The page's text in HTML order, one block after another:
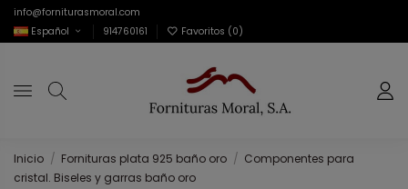
info@forniturasmoral.com
Español
914760161 Favoritos (0)
Inicio Fornituras plata 925 baño oro
Componentes para
cristal. Biseles y garras baño oro